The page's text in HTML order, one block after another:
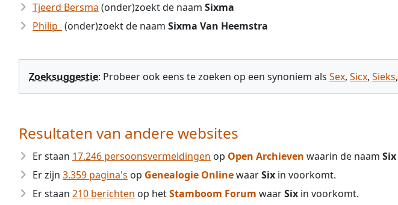
Tjeerd Bersma (onder)zoekt de naam Sixma
Philip_ (onder)zoekt de naam Sixma Van Heemstra
Zoeksuggestie: Probeer ook eens te zoeken op een synoniem als Sex, Sicx, Sieks,
Resultaten van andere websites
Er staan 17.246 persoonsvermeldingen op Open Archieven waarin de naam Six
Er zijn 3.359 pagina's op Genealogie OnlinewaarSix in voorkomt.
Er staan 210 berichten op hetStamboom Forum waarSix in voorkomt.